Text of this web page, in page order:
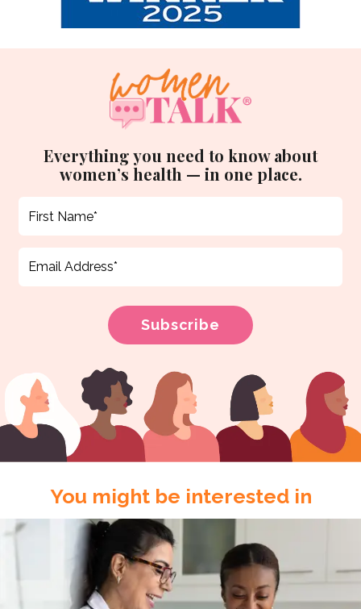
Everything you need to know about
women’s health — in one place.
You might be interested in